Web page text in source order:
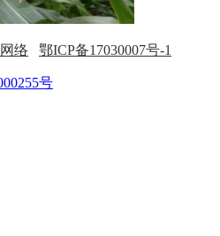
络 鄂ICP备17030007号-1
号